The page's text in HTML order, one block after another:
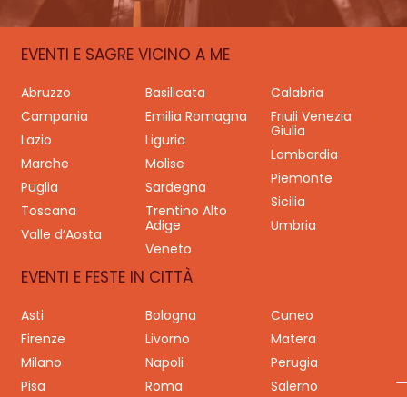
EVENTI E SAGRE VICINO A ME
Abruzzo Basilicata
Calabria
Campania
Emilia Romagna
Friuli Venezia
Giulia
Lazio
Liguria
Lombardia
Marche
Molise
Piemonte
Puglia
Sardegna
Sicilia
Toscana
Trentino Alto
Adige
Umbria
Valle d’Aosta
Veneto
EVENTI E FESTE IN CITTÀ
Asti Bologna
Cuneo
Firenze
Livorno
Matera
Milano
Napoli
Perugia
Pisa
Roma
Salerno